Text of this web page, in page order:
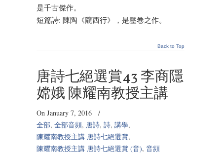
是千古傑作。
短篇詩: 陳陶《隴西行》，是壓卷之作。
Back to Top
唐詩七絕選賞43 李商隱
嫦娥 陳耀南教授主講
On January 7, 2016
/
全部, 全部音頻, 唐詩, 詩, 講學,
陳耀南教授主講 唐詩七絕選賞,
陳耀南教授主講 唐詩七絕選賞 (音), 音頻